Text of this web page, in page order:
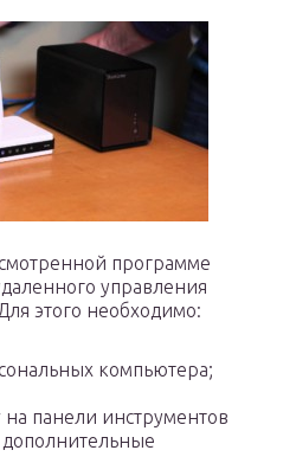
программе
управления
этого необходимо:
компьютера;
панели инструментов